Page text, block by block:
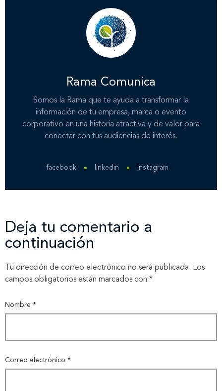
Rama Comunica
Somos la Rama que te ayuda a transformar la
información de tu empresa, marca o evento
corporativo en una historia atractiva y de valor para
conectar con tus audiencias de interés.
facebook linkedin instagram
Deja tu comentario a
continuación
Tu dirección de correo electrónico no será publicada. Los
campos obligatorios están marcados con *
Nombre *
Correo electrónico *